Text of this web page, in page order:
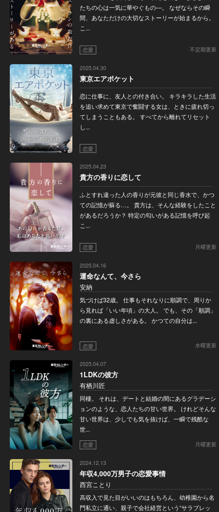
たちの心は一気に華やぐもの―。 なぜならその瞬
間、あなただけの大切なストーリーが始まるから。
こ...
恋愛 不定期更新
2025.04.30
東京エアポケット
恋に仕事に、友人との付き合い。 キラキラした生活
を追い求めて東京で奮闘する女は、ときに疲れ切っ
てしまうこともある。 すべてから離れてリセット
し...
恋愛
2025.04.23
貴方の香りに恋して
ふとすれ違った人の香りが元彼と同じ香水で、かつ
ての記憶が蘇る…。 貴方は、そんな経験をしたこと
があるだろうか？ 特定の匂いがある記憶を呼び起
こ...
恋愛 月曜更新
2025.04.16
運命なんて、今さら
安納
気づけば32歳。 仕事もそれなりに順調で、周りか
ら見れば「いい年頃」の大人。 でも、その「順調」
の裏にある虚しさがある。 かつての自分は...
恋愛 水曜更新
2025.04.07
1LDKの彼方
有栖川匠
同棲。 それは、デートと結婚の間にあるグラデーシ
ョンのような、恋人たちの甘い世界。 けれどそんな
甘い世界は、少しでも気を抜けば、一瞬で残酷な
世...
恋愛 月曜更新
2024.12.13
年収4,000万男子の恋愛事情
西宮ことり
高収入で見た目がいいのはもちろん、幼稚園から名
門私立に通い、親子で会社経営という“サラブレッ